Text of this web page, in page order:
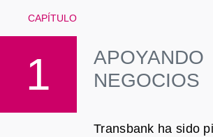
CAPÍTULO
1
APOYANDO
NEGOCIOS
Transbank ha sido